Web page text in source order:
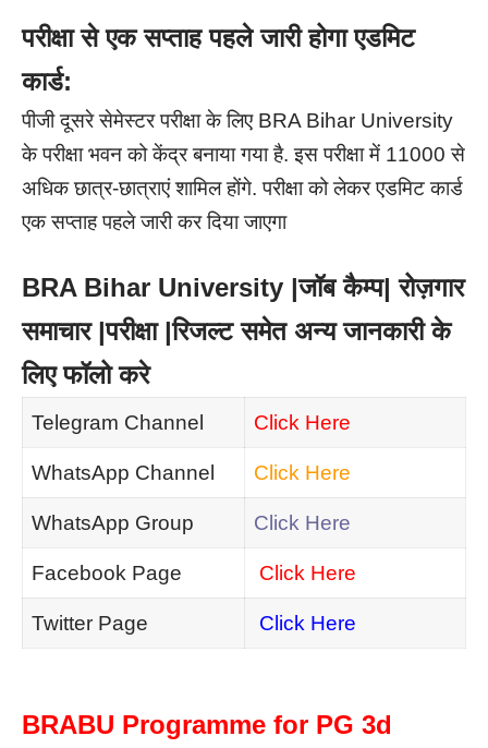
परीक्षा से एक सप्ताह पहले जारी होगा एडमिट
कार्ड:
पीजी दूसरे सेमेस्टर परीक्षा के लिए BRA Bihar University
के परीक्षा भवन को केंद्र बनाया गया है. इस परीक्षा में 11000 से
अधिक छात्र-छात्राएं शामिल होंगे.परीक्षा को लेकर एडमिट कार्ड
एक सप्ताह पहले जारी कर दिया जाएगा
BRA Bihar University |जॉब कैम्प| रोज़गार
समाचार |परीक्षा |रिजल्ट समेत अन्य जानकारी के
लिए फॉलो करे
Telegram Channel Click Here
WhatsApp Channel Click Here
WhatsApp Group Click Here
Facebook Page Click Here
Twitter Page Click Here
BRABU Programme for PG 3d